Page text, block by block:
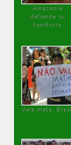
Amazonía
defiende su
territorio
Vale mata, Brasil